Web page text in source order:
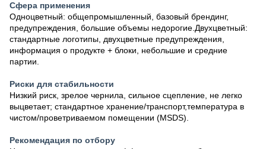
Сфера применения
Одноцветный: общепромышленный, базовый брендинг,
предупреждения, большие объемы недорогие.Двухцветный:
стандартные логотипы, двухцветные предупреждения,
информация о продукте + блоки, небольшие и средние
партии.
Риски для стабильности
Низкий риск, зрелое чернила, сильное сцепление, не легко
выцветает; стандартное хранение/транспорт,температура в
чистом/проветриваемом помещении (MSDS)
Рекомендация по отбору